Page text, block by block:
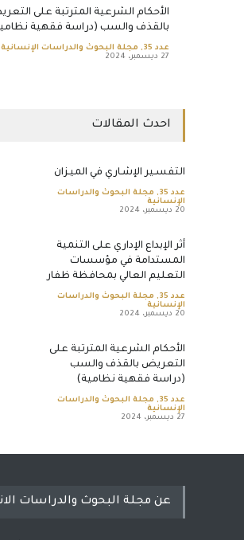
الأحكام الشرعية المترتبة على
بالقذف والسب (دراسة فقهية
عدد 35 , مجلة البحوث والدراسات الإنسانية
27 ديسمبر، 2024
احدث المقالات
التفسـير الإشـاري في الميـزان
عدد 35 , مجلة البحوث والدراسات
الإنسانية
20 ديسمبر، 2024
أثر الإبداع الإداري على التنمية
المستدامة في مؤسسات
التعليم العالي بمحافظة ظفار
عدد 35 , مجلة البحوث والدراسات
الإنسانية
20 ديسمبر، 2024
الأحكام الشرعية المترتبة على
التعريض بالقذف والسب
(دراسة فقهية نظامية)
عدد 35 , مجلة البحوث والدراسات
الإنسانية
27 ديسمبر، 2024
عن مجلة البحوث والدراسات